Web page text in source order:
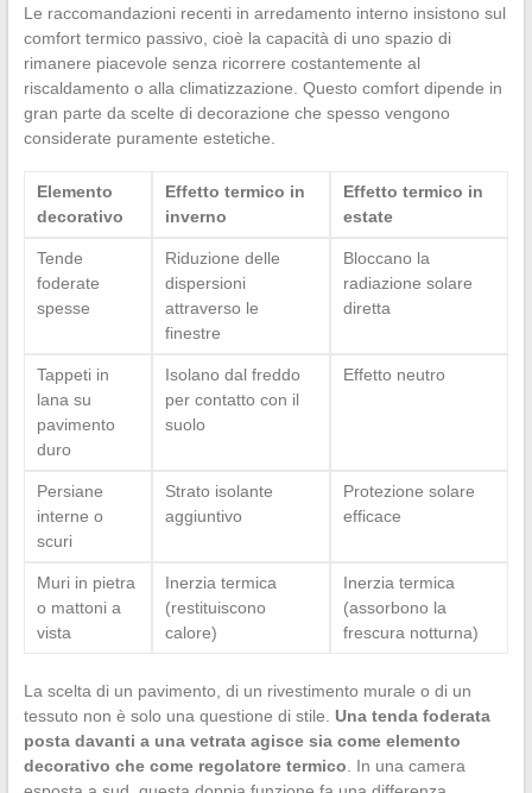
Le raccomandazioni recenti in arredamento interno insistono sul
comfort termico passivo, cioè la capacità di uno spazio di
rimanere piacevole senza ricorrere costantemente al
riscaldamento o alla climatizzazione. Questo comfort dipende in
gran parte da scelte di decorazione che spesso vengono
considerate puramente estetiche.
Elemento
decorativo
Effetto termico in
inverno
Effetto termico in
estate
Tende
foderate
spesse
Riduzione delle
dispersioni
attraverso le
finestre
Bloccano la
radiazione solare
diretta
Tappeti in
lana su
pavimento
duro
Isolano dal freddo
per contatto con il
suolo
Effetto neutro
Persiane
interne o
scuri
Strato isolante
aggiuntivo
Protezione solare
efficace
Muri in pietra
o mattoni a
vista
Inerzia termica
(restituiscono
calore)
Inerzia termica
(assorbono la
frescura notturna)
La scelta di un pavimento, di un rivestimento murale o di un
tessuto non è solo una questione di stile. Una tenda foderata
posta davanti a una vetrata agisce sia come elemento
decorativo che come regolatore termico . In una camera